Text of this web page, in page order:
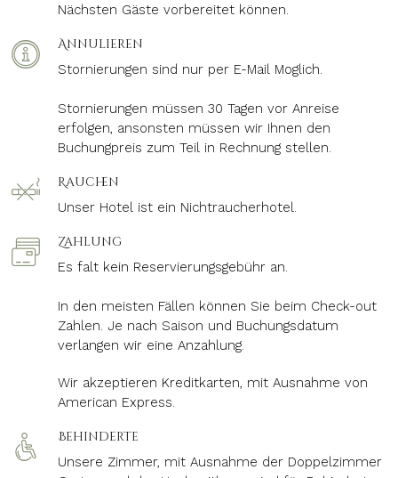
Nächsten Gäste vorbereitet können.
Annulieren
Stornierungen sind nur per E-Mail Moglich.
Stornierungen müssen 30 Tagen vor Anreise
erfolgen, ansonsten müssen wir Ihnen den
Buchungpreis zum Teil in Rechnung stellen.
Rauchen
Unser Hotel ist ein Nichtraucherhotel.
Zahlung
Es falt kein Reservierungsgebühr an.
In den meisten Fällen können Sie beim Check-out
Zahlen. Je nach Saison und Buchungsdatum
verlangen wir eine Anzahlung.
Wir akzeptieren Kreditkarten, mit Ausnahme von
American Express.
Behinderte
Unsere Zimmer, mit Ausnahme der Doppelzimmer